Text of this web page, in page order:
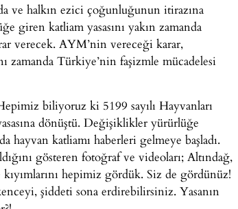
ve halkın ezici çoğunluğunun itirazına
giren katliam yasasını yakın zamanda
verecek. AYM’nin vereceği karar,
zamanda Türkiye’nin faşizmle mücadelesi
biliyoruz ki 5199 sayılı Hayvanları
dönüştü. Değişiklikler yürürlüğe
katliamı haberleri gelmeye başladı.
gösteren fotoğraf ve videoları; Altındağ,
hepimiz gördük. Siz de gördünüz!
şiddeti sona erdirebilirsiniz. Yasanın